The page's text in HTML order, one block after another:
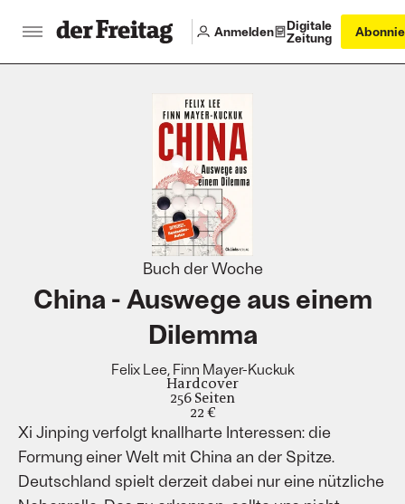
Anmelden
Digitale
Zeitung
Buch der Woche
China - Auswege aus einem
Dilemma
Felix Lee, Finn Mayer-Kuckuk
Hardcover
256 Seiten
22 €
Xi Jinping verfolgt knallharte Interessen: die
Formung einer Welt mit China an der Spitze.
Deutschland spielt derzeit dabei nur eine nützliche